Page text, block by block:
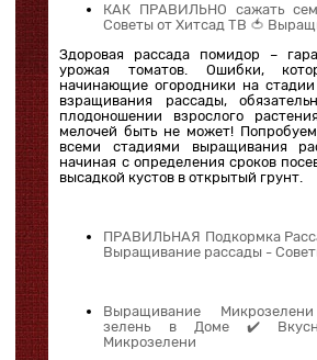
КАК ПРАВИЛЬНО сажать
Советы от Хитсад ТВ 🍅
Здоровая рассада помидор –
урожая томатов. Ошибки,
начинающие огородники на
взращивания рассады,
плодоношении взрослого
мелочей быть не может!
всеми стадиями выращивания
начиная с определения сроков
высадкой кустов в открытый грунт.
ПРАВИЛЬНАЯ Подкормка
Выращивание рассады -
Выращивание
зелень в Доме ✔️
Микрозелени